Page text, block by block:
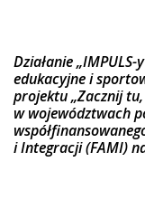
Działanie
edukacyjne i
projektu „Zacznij
w województwach
i Integracji (FAMI)